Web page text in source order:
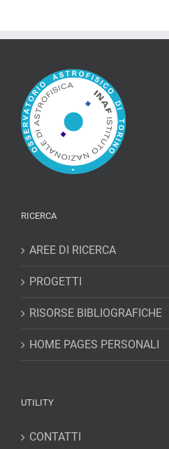
RICERCA
AREE DI RICERCA
PROGETTI
RISORSE BIBLIOGRAFICHE
HOME PAGES PERSONALI
UTILITY
CONTATTI